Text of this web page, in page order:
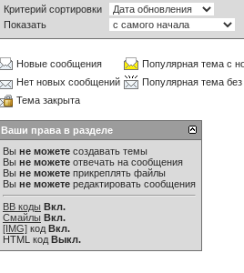
Критерий сортировки
Показать
Новые сообщения
Популярная тема с
Нет новых сообщений
Популярная тема
Тема закрыта
Ваши права в разделе
Вы не можете создавать темы
Вы не можете отвечать на сообщения
Вы не можете прикреплять файлы
Вы не можете редактировать сообщения
BB коды Вкл.
Смайлы Вкл.
[IMG] код Вкл.
HTML код Выкл.